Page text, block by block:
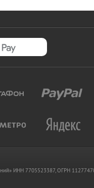
ИНН 7705523387, ОГРН